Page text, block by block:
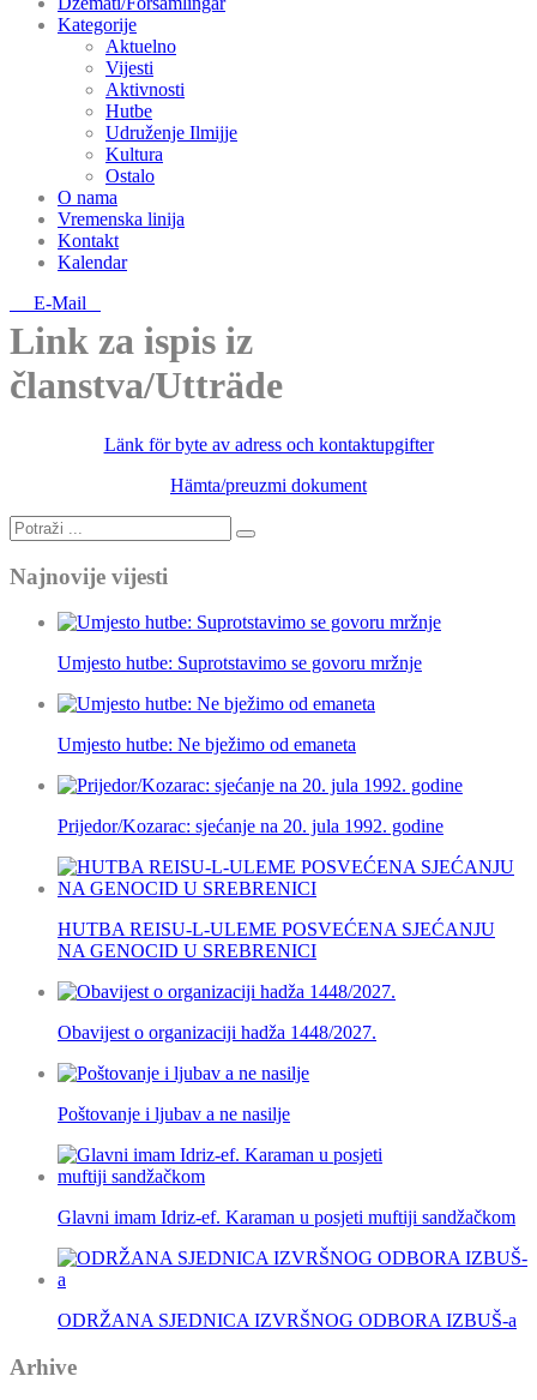
Kategorije
Aktuelno
Vijesti
Aktivnosti
Hutbe
Udruženje Ilmijje
Kultura
Ostalo
O nama
Vremenska linija
Kontakt
Kalendar
E-Mail
Link za ispis iz
članstva/Utträde
Länk för byte av adress och kontaktupgifter
Hämta/preuzmi dokument
Najnovije vijesti
Umjesto hutbe: Suprotstavimo se govoru mržnje
Umjesto hutbe: Ne bježimo od emaneta
Prijedor/Kozarac: sjećanje na 20. jula 1992. godine
HUTBA REISU-L-ULEME POSVEĆENA SJEĆANJU
NA GENOCID U SREBRENICI
Obavijest o organizaciji hadža 1448/2027.
Poštovanje i ljubav a ne nasilje
Glavni imam Idriz-ef. Karaman u posjeti muftiji sandžačkom
ODRŽANA SJEDNICA IZVRŠNOG ODBORA IZBUŠ-a
Arhive